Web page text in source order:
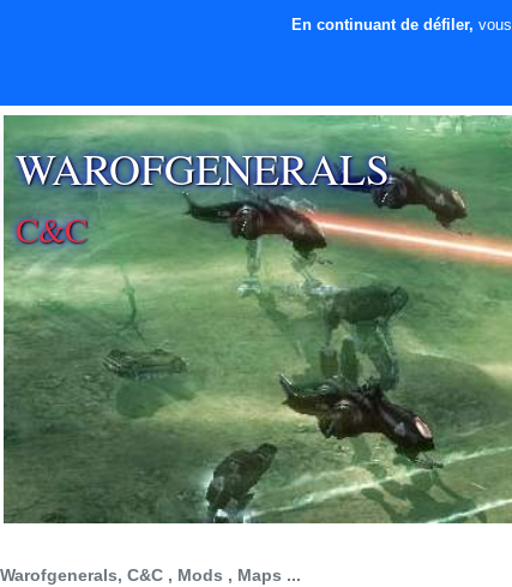
WAROFGENERALS
C&C
Warofgenerals, C&C , Mods , Maps ...
En continuant de défiler,